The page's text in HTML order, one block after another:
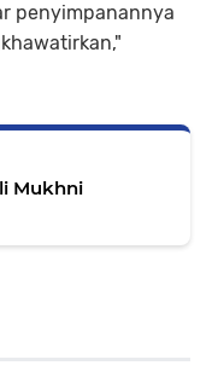
penyimpanannya
Mukhni